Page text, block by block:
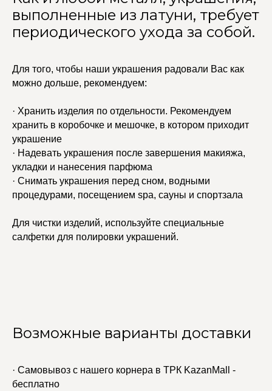
выполненные из латуни, требует
периодического ухода за собой.
Для того, чтобы наши украшения радовали Вас как
можно дольше, рекомендуем:
· Хранить изделия по отдельности. Рекомендуем
хранить в коробочке и мешочке, в котором приходит
украшение
· Надевать украшения после завершения макияжа,
укладки и нанесения парфюма
· Снимать украшения перед сном, водными
процедурами, посещением spa, сауны и спортзала
Для чистки изделий, используйте специальные
салфетки для полировки украшений.
Возможные варианты доставки
· Самовывоз с нашего корнера в ТРК KazanMall -
бесплатно